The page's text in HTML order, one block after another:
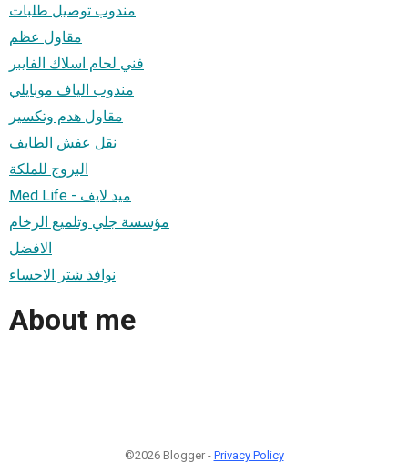
مندوب توصيل طلبات
مقاول عظم
فني لحام اسلاك الفايبر
مندوب الياف موبايلي
مقاول هدم وتكسير
نقل عفش الطايف
البروج للملكة
Med Life - ميد لايف
مؤسسة جلي وتلميع الرخام
الافضل
نوافذ شتر الاحساء
About me
©2026 Blogger - Privacy Policy